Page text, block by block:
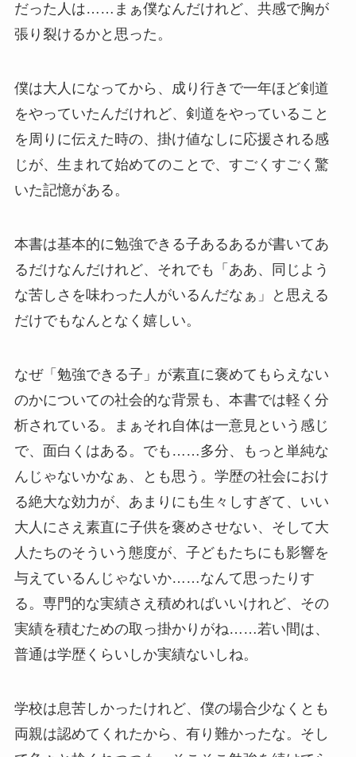
だった人は……まぁ僕なんだけれど、共感で胸が
張り裂けるかと思った。
僕は大人になってから、成り行きで一年ほど剣道
をやっていたんだけれど、剣道をやっていること
を周りに伝えた時の、掛け値なしに応援される感
じが、生まれて始めてのことで、すごくすごく驚
いた記憶がある。
本書は基本的に勉強できる子あるあるが書いてあ
るだけなんだけれど、それでも「ああ、同じよう
な苦しさを味わった人がいるんだなぁ」と思える
だけでもなんとなく嬉しい。
なぜ「勉強できる子」が素直に褒めてもらえない
のかについての社会的な背景も、本書では軽く分
析されている。まぁそれ自体は一意見という感じ
で、面白くはある。でも……多分、もっと単純な
んじゃないかなぁ、とも思う。学歴の社会におけ
る絶大な効力が、あまりにも生々しすぎて、いい
大人にさえ素直に子供を褒めさせない、そして大
人たちのそういう態度が、子どもたちにも影響を
与えているんじゃないか……なんて思ったりす
る。専門的な実績さえ積めればいいけれど、その
実績を積むための取っ掛かりがね……若い間は、
普通は学歴くらいしか実績ないしね。
学校は息苦しかったけれど、僕の場合少なくとも
両親は認めてくれたから、有り難かったな。そし